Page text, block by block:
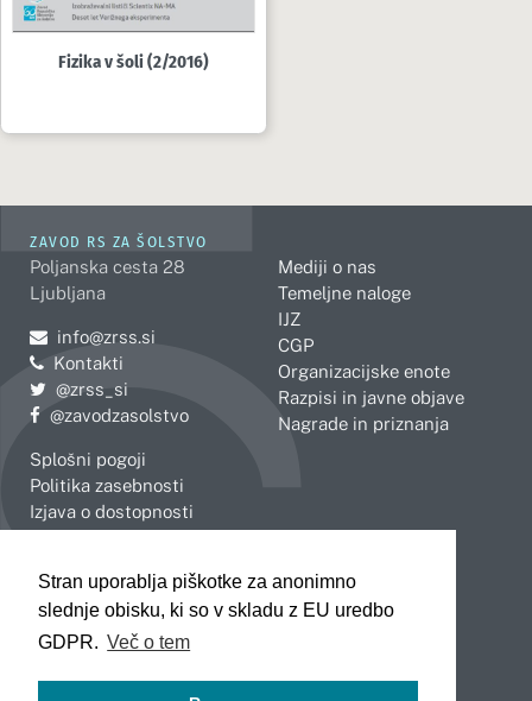
Stran uporablja piškotke za anonimno
slednje obisku, ki so v skladu z EU uredbo
GDPR. Več o tem
Fizika v šoli (2/2016)
ZAVOD RS ZA ŠOLSTVO
Poljanska cesta 28
Ljubljana
Pošljite e-mail na
info@zrss.si
Kontakti
Pojdite na Twitter:
@zrss_si
Pojdite na Facebook:
@zavodzasolstvo
Splošni pogoji
Politika zasebnosti
Izjava o dostopnosti
Mediji o nas
Temeljne naloge
IJZ
CGP
Organizacijske enote
Razpisi in javne objave
Nagrade in priznanja
Celje
Koper
Kranj
Novo mesto
Slovenj Gradec